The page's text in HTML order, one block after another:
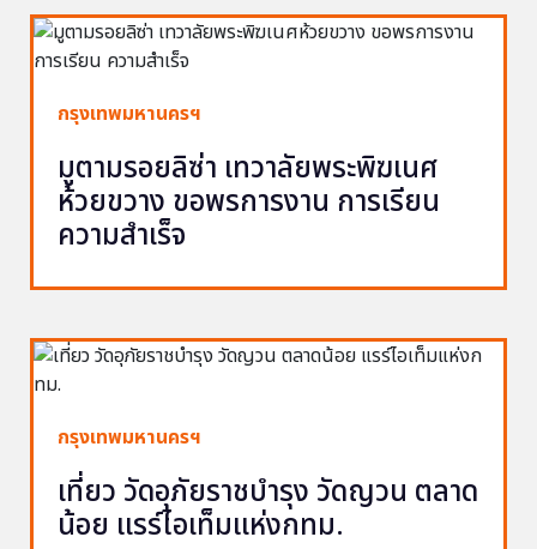
กรุงเทพมหานครฯ
มูตามรอยลิซ่า เทวาลัยพระพิฆเนศ
ห้วยขวาง ขอพรการงาน การเรียน
ความสำเร็จ
กรุงเทพมหานครฯ
เที่ยว วัดอุภัยราชบำรุง วัดญวน ตลาด
น้อย แรร์ไอเท็มแห่งกทม.